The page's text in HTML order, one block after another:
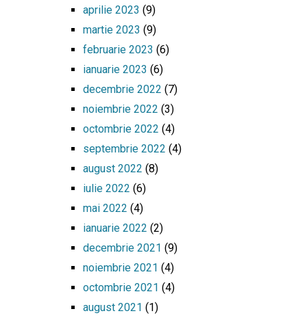
aprilie 2023 (9)
martie 2023 (9)
februarie 2023 (6)
ianuarie 2023 (6)
decembrie 2022 (7)
noiembrie 2022 (3)
octombrie 2022 (4)
septembrie 2022 (4)
august 2022 (8)
iulie 2022 (6)
mai 2022 (4)
ianuarie 2022 (2)
decembrie 2021 (9)
noiembrie 2021 (4)
octombrie 2021 (4)
august 2021 (1)